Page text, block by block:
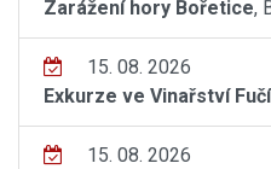
Zarážení hory Bořetice,
15. 08. 2026
Exkurze ve Vinařství
15. 08. 2026